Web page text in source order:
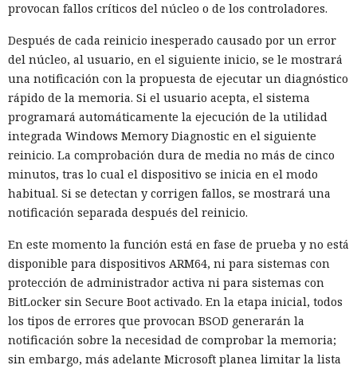
provocan fallos críticos del núcleo o de los controladores.
Después de cada reinicio inesperado causado por un error
del núcleo, al usuario, en el siguiente inicio, se le mostrará
una notificación con la propuesta de ejecutar un diagnóstico
rápido de la memoria. Si el usuario acepta, el sistema
programará automáticamente la ejecución de la utilidad
integrada Windows Memory Diagnostic en el siguiente
reinicio. La comprobación dura de media no más de cinco
minutos, tras lo cual el dispositivo se inicia en el modo
habitual. Si se detectan y corrigen fallos, se mostrará una
notificación separada después del reinicio.
En este momento la función está en fase de prueba y no está
disponible para dispositivos ARM64, ni para sistemas con
protección de administrador activa ni para sistemas con
BitLocker sin Secure Boot activado. En la etapa inicial, todos
los tipos de errores que provocan BSOD generarán la
notificación sobre la necesidad de comprobar la memoria;
sin embargo, más adelante Microsoft planea limitar la lista